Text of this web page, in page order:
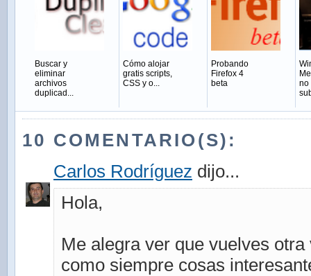
Buscar y
eliminar
archivos
duplicad...
Cómo alojar
gratis scripts,
CSS y o...
Probando
Firefox 4
beta
no
10 COMENTARIO(S):
Carlos Rodríguez dijo...
Hola,
Me alegra ver que vuelves
como siempre cosas